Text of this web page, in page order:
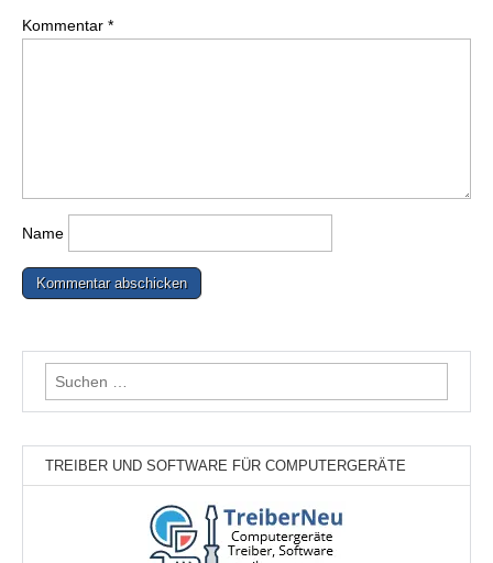
Kommentar *
Name
Suchen
nach:
TREIBER UND SOFTWARE FÜR COMPUTERGERÄTE